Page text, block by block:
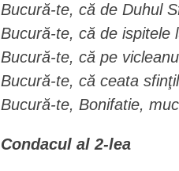
Bucură-te, că de Duhul
Bucură-te, că de ispitele
Bucură-te, că pe
Bucură-te, că ceata
Bucură-te, Bonifatie,
Condacul al 2-lea